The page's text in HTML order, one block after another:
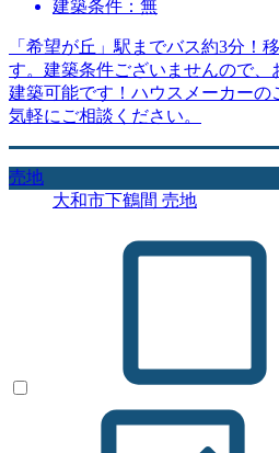
建築条件：無
「希望が丘」駅までバス約3分！
す。建築条件ございませんので
建築可能です！ハウスメーカーの
気軽にご相談ください。
売地
大和市下鶴間 売地